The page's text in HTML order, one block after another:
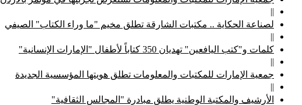
||
لصناعة الحكاية .. مكتبات الشارقة تطلق مخيم "ما وراء الكتاب" الصيفي
||
كلمات و"كتب اليافعين" تهديان 350 كتاباً لأطفال "الإمارات الإنسانية"
||
جمعية الإمارات للمكتبات والمعلومات تطلق هويتها المؤسسية الجديدة
||
الأرشيف والمكتبة الوطنية يطلق مبادرة "المجالس الثقافية"